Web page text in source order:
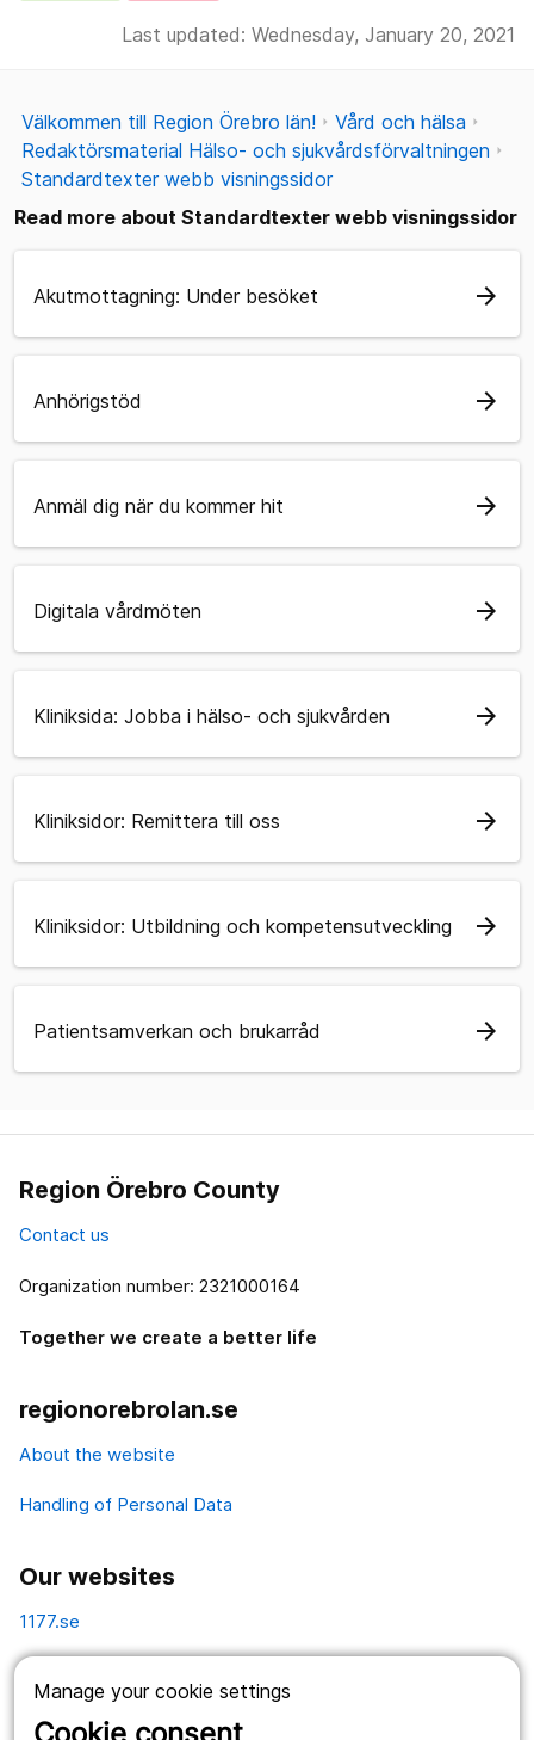
Manage your cookie settings
Last updated: Wednesday, January 20, 2021
Välkommen till Region Örebro län!
Vård och hälsa
Redaktörsmaterial Hälso- och sjukvårdsförvaltningen
Standardtexter webb visningssidor
Read more about Standardtexter webb visningssidor
Akutmottagning: Under besöket arrow_forward
Anhörigstöd arrow_forward
Anmäl dig när du kommer hit arrow_forward
Digitala vårdmöten arrow_forward
Kliniksida: Jobba i hälso- och sjukvården arrow_forward
Kliniksidor: Remittera till oss arrow_forward
Kliniksidor: Utbildning och kompetensutveckling arrow_forward
Patientsamverkan och brukarråd arrow_forward
Region Örebro County
Contact us
Organization number: 2321000164
Together we create a better life
regionorebrolan.se
About the website
Handling of Personal Data
Our websites
1177.se
Vårdgivare